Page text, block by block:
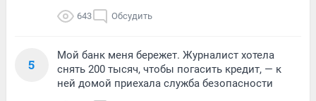
643 Обсудить
5
Мой банк меня бережет. Журналист хотела
снять 200 тысяч, чтобы погасить кредит, — к
ней домой приехала служба безопасности